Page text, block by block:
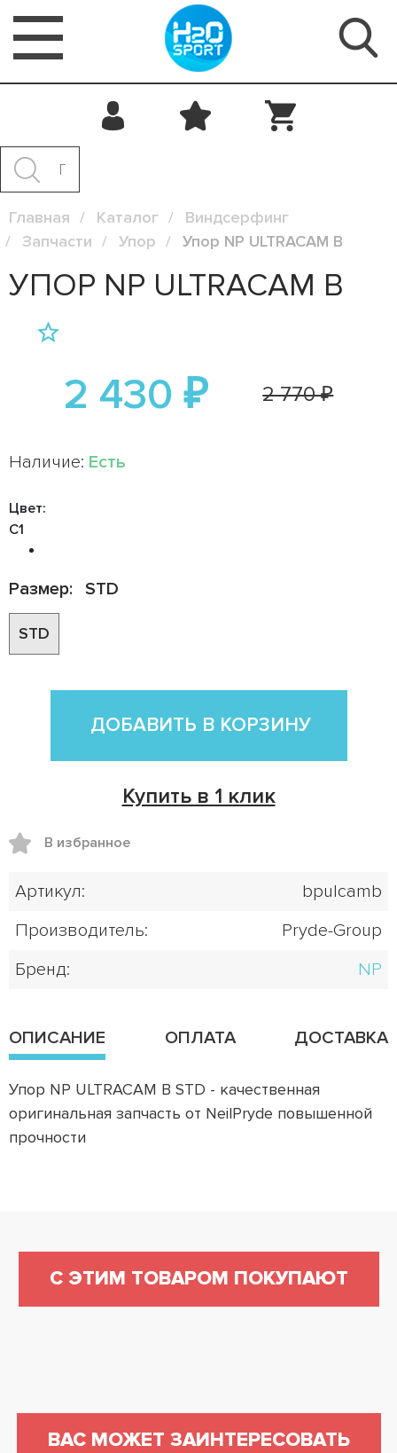
Главная Каталог
Виндсерфинг
Запчасти
Упор Упор NP ULTRACAM B
УПОР NP ULTRACAM B
2 430 ₽ 2 770 ₽
Наличие: Есть
Цвет:
C1
Размер: STD
STD
ДОБАВИТЬ В КОРЗИНУ
Купить в 1 клик
В избранное
Артикул:
bpulcamb
Производитель:
Pryde-Group
Бренд:
NP
ОПИСАНИЕ ОПЛАТА ДОСТАВКА
Упор NP ULTRACAM B STD - качественная
оригинальная запчасть от NeilPryde повышенной
прочности
С ЭТИМ ТОВАРОМ ПОКУПАЮТ
ВАС МОЖЕТ ЗАИНТЕРЕСОВАТЬ